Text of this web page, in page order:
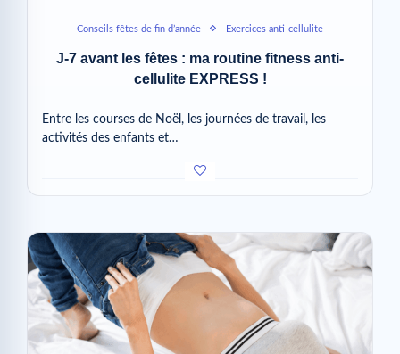
Conseils fêtes de fin d’année Exercices anti-cellulite
J-7 avant les fêtes : ma routine fitness anti-
cellulite EXPRESS !
Entre les courses de Noël, les journées de travail, les
activités des enfants et…